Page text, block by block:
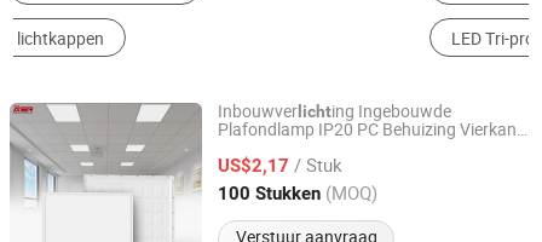
LED Tri-proof Light
Inbouwver lichting Ingebouwde
Plafondlamp IP20 PC Behuizing Vierkante
voor Industrie Supermarkt Kantoor Hotel
US$2,17 / Stuk
100 Stukken (MOQ)
Verstuur aanvraag
Zhongshan Aier Lighting Technology Co., Ltd
Guangdong, China Sinds 2024